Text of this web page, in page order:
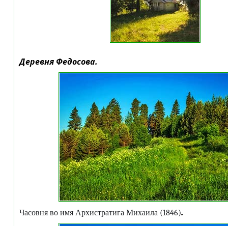
Деревня Федосова.
Часовня во имя Архистратига Михаила (1846).